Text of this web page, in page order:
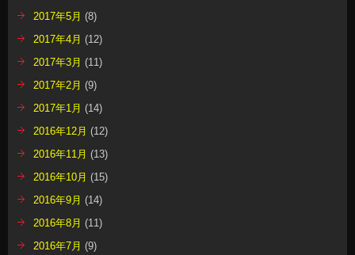
2017年5月 (8)
2017年4月 (12)
2017年3月 (11)
2017年2月 (9)
2017年1月 (14)
2016年12月 (12)
2016年11月 (13)
2016年10月 (15)
2016年9月 (14)
2016年8月 (11)
2016年7月 (9)